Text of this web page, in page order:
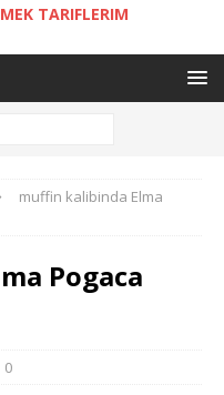
TARIFLERIM
muffin kalibinda Elma
Pogaca
0